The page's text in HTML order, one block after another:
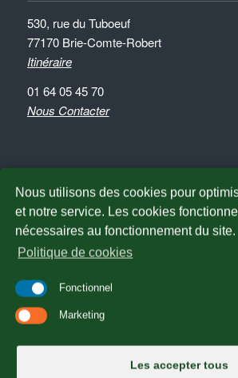
Nous utilisons des cookies pour
et notre service. Les cookies
nécessaires au fonctionnement du site.
Politique de cookies
Fonctionnel
Marketing
Les accepter tous
530, rue du Tuboeuf
77170 Brie-Comte-Robert
Itinéraire
01 64 05 45 70
Nous Contacter
NOUS TROUVER